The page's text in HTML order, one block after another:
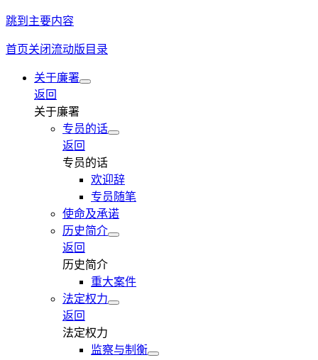
跳到主要内容
首页关闭流动版目录
关于廉署
返回
关于廉署
专员的话
返回
专员的话
欢迎辞
专员随笔
使命及承诺
历史简介
返回
历史简介
重大案件
法定权力
返回
法定权力
监察与制衡